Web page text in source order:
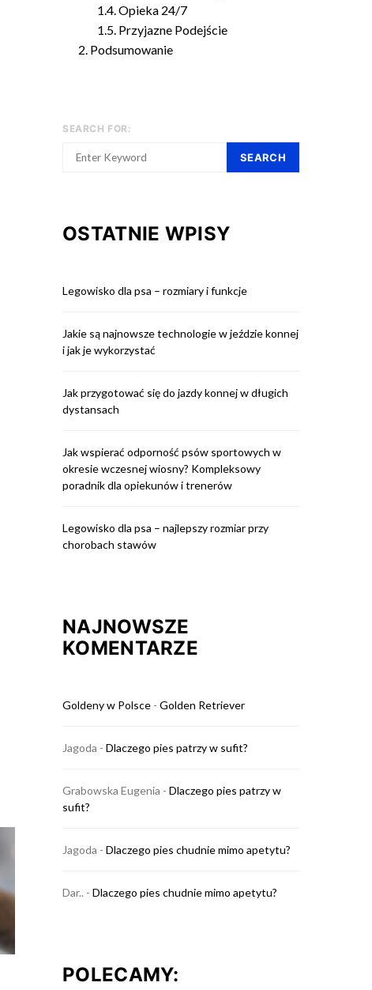
Opieka 24/7
Przyjazne Podejście
Podsumowanie
SEARCH FOR:
SEARCH
OSTATNIE WPISY
Legowisko dla psa – rozmiary i funkcje
Jakie są najnowsze technologie w jeździe konnej
i jak je wykorzystać
Jak przygotować się do jazdy konnej w długich
dystansach
Jak wspierać odporność psów sportowych w
okresie wczesnej wiosny? Kompleksowy
poradnik dla opiekunów i trenerów
Legowisko dla psa – najlepszy rozmiar przy
chorobach stawów
NAJNOWSZE
KOMENTARZE
Goldeny w Polsce - Golden Retriever
Jagoda - Dlaczego pies patrzy w sufit?
Grabowska Eugenia - Dlaczego pies patrzy w
sufit?
Jagoda - Dlaczego pies chudnie mimo apetytu?
Dar.. - Dlaczego pies chudnie mimo apetytu?
POLECAMY: